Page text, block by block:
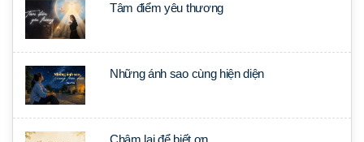
Tâm điểm yêu thương
Những ánh sao cùng hiện diện